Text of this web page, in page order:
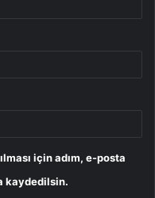
için adım, e-posta
kaydedilsin.